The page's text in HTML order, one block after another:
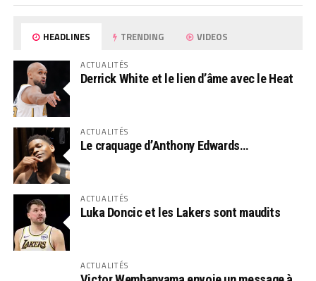
HEADLINES TRENDING VIDEOS
ACTUALITÉS
Derrick White et le lien d’âme avec le Heat
ACTUALITÉS
Le craquage d’Anthony Edwards…
ACTUALITÉS
Luka Doncic et les Lakers sont maudits
ACTUALITÉS